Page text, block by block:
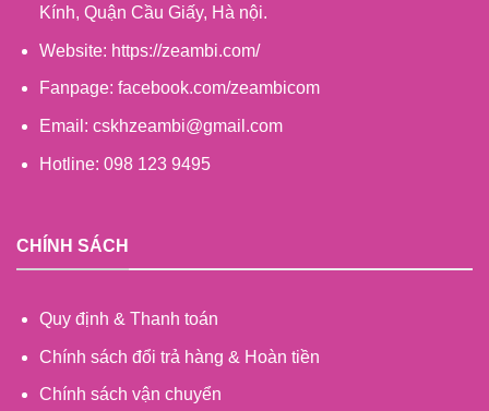
Kính, Quận Cầu Giấy, Hà nội.
Website: https://zeambi.com/
Fanpage: facebook.com/zeambicom
Email: cskhzeambi@gmail.com
Hotline: 098 123 9495
CHÍNH SÁCH
Quy định & Thanh toán
Chính sách đổi trả hàng & Hoàn tiền
Chính sách vận chuyển